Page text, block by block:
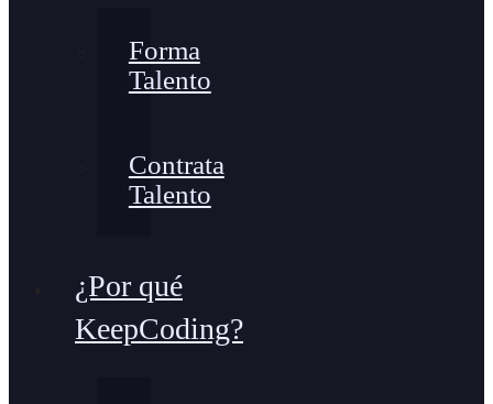
Forma
Talento
Contrata
Talento
¿Por qué
KeepCoding?